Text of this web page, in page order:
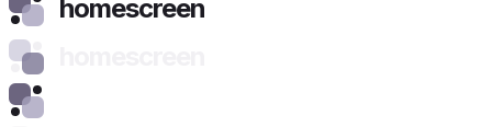
homescreen